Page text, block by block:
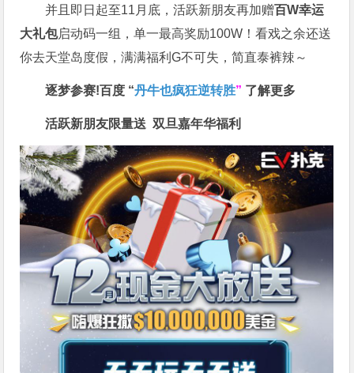
并且即日起至11月底，活跃新朋友再加赠百W幸运
大礼包启动码一组，单一最高奖励100W！看戏之余还送
你去天堂岛度假，满满福利G不可失，简直泰裤辣～
逐梦参赛!百度 “丹牛也疯狂逆转胜” 了解更多
活跃新朋友限量送双旦嘉年华福利